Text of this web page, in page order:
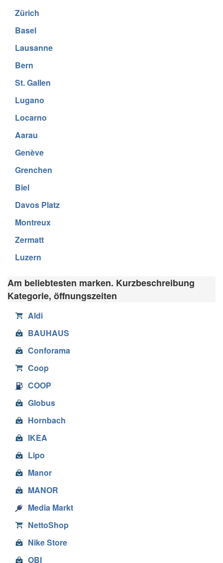
Zürich
Basel
Lausanne
Bern
St. Gallen
Lugano
Locarno
Aarau
Genève
Grenchen
Biel
Davos Platz
Montreux
Zermatt
Luzern
Am beliebtesten marken. Kurzbeschreibung
Kategorie, öffnungszeiten
Aldi
BAUHAUS
Conforama
Coop
COOP
Globus
Hornbach
IKEA
Lipo
Manor
MANOR
Media Markt
NettoShop
Nike Store
OBI